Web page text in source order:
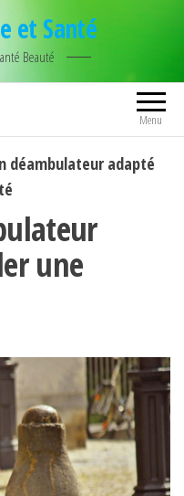
et Santé
Beauté
Menu
déambulateur adapté
une